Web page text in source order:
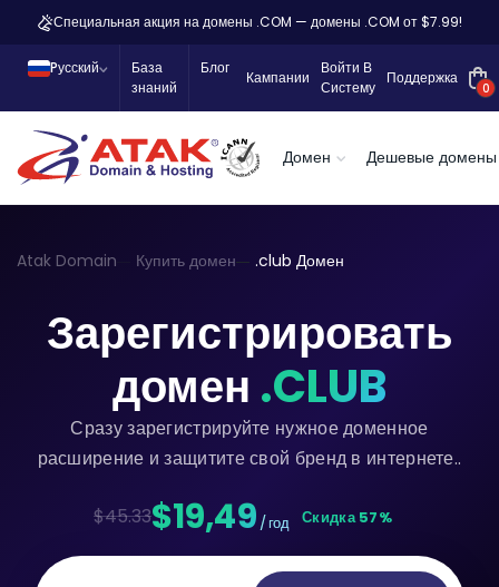
Специальная акция на домены .COM — домены .COM от $7.99!
Pусский
База
знаний
Блог
Кампании
Войти В
Систему
Поддержка
0
Домен Дешевые домены
Atak Domain Купить домен .club Домен
Зарегистрировать
домен .CLUB
Сразу зарегистрируйте нужное доменное
расширение и защитите свой бренд в интернете..
$45.33$19,49 / год Скидка 57%